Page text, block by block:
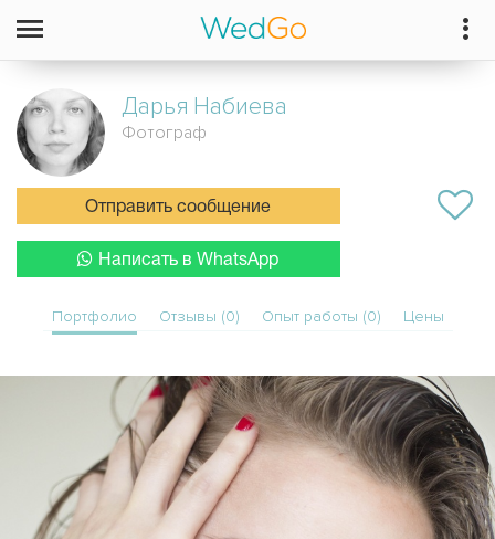
Дарья Набиева
Фотограф
Отправить сообщение
Написать в WhatsApp
Портфолио Отзывы (0) Опыт работы (0) Цены